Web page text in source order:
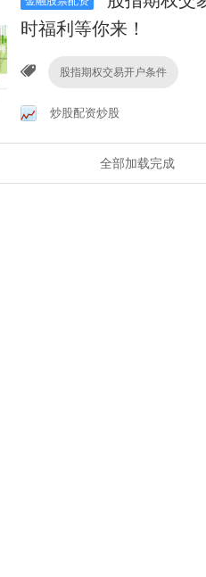
时福利等你来！
股指期权交易开户条件
炒股配资炒股
全部加载完成